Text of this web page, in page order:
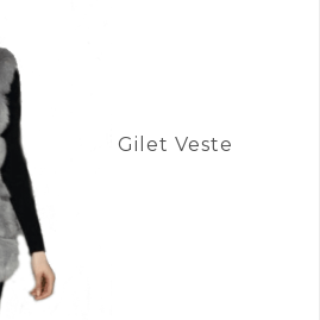
Gilet Veste